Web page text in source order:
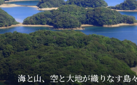
海と山、空と大地が織りなす島